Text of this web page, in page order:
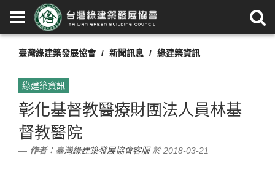
臺灣綠建築發展協會 新聞訊息 綠建築資訊
綠建築資訊
彰化基督教醫療財團法人員林基
督教醫院
作者： 臺灣綠建築發展協會客服於 2018-03-21